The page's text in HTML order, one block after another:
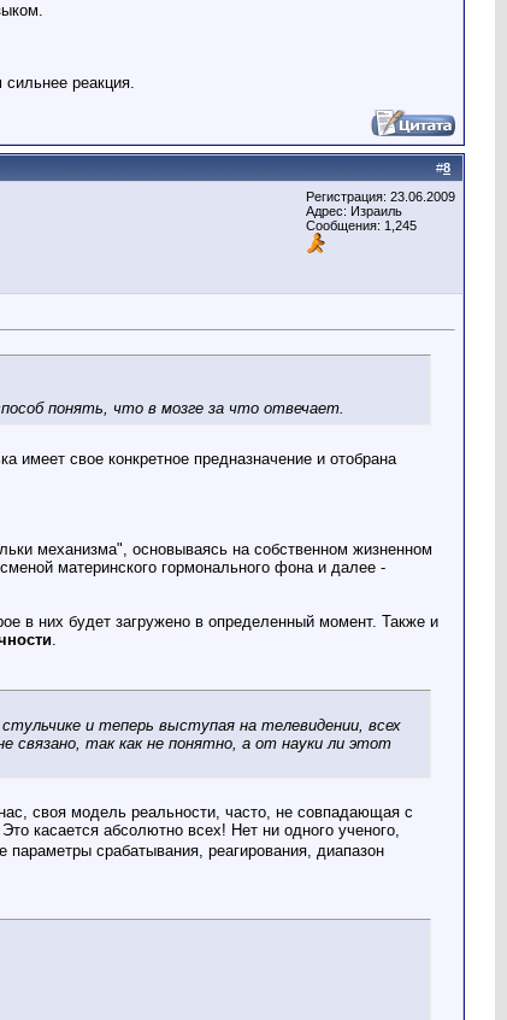
реакция.
#8
Регистрация: 23.06.2009
Адрес: Израиль
Сообщения: 1,245
понять, что в мозге за что отвечает.
свое конкретное предназначение и отобрана
механизма", основываясь на собственном жизненном
материнского гормонального фона и далее -
в них будет загружено в определенный момент. Также и
.
и теперь выступая на телевидении, всех
так как не понятно, а от науки ли этот
своя модель реальности, часто, не совпадающая с
Это касается абсолютно всех! Нет ни одного ученого,
срабатывания, реагирования, диапазон